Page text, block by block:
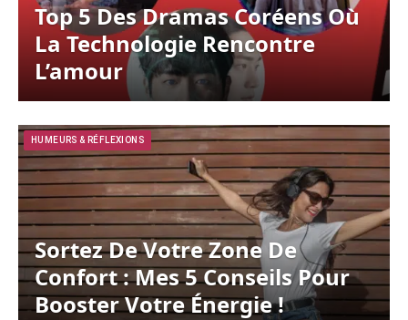
Top 5 Des Dramas Coréens Où
La Technologie Rencontre
L’amour
HUMEURS & RÉFLEXIONS
Sortez De Votre Zone De
Confort : Mes 5 Conseils Pour
Booster Votre Énergie !